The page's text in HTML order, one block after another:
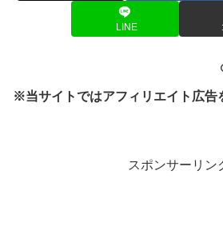
LINE
※当サイトではアフィリエイト広告
スポンサーリン